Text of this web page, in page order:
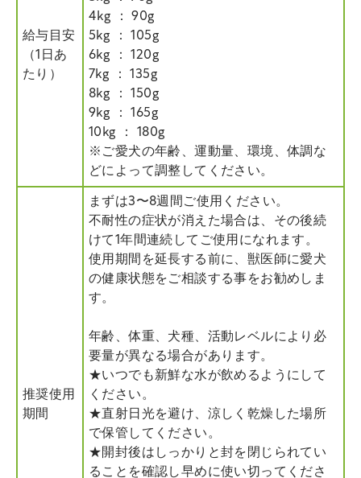
給与目安
（1日あ
たり）
4kg ： 90g
5kg ： 105g
6kg ： 120g
7kg ： 135g
8kg ： 150g
9kg ： 165g
10kg ： 180g
※ご愛犬の年齢、運動量、環境、体調な
どによって調整してください。
推奨使用
期間
まずは3〜8週間ご使用ください。
不耐性の症状が消えた場合は、その後続
けて1年間連続してご使用になれます。
使用期間を延長する前に、獣医師に愛犬
の健康状態をご相談する事をお勧めしま
す。
年齢、体重、犬種、活動レベルにより必
要量が異なる場合があります。
★いつでも新鮮な水が飲めるようにして
ください。
★直射日光を避け、涼しく乾燥した場所
で保管してください。
★開封後はしっかりと封を閉じられてい
ることを確認し早めに使い切ってくださ